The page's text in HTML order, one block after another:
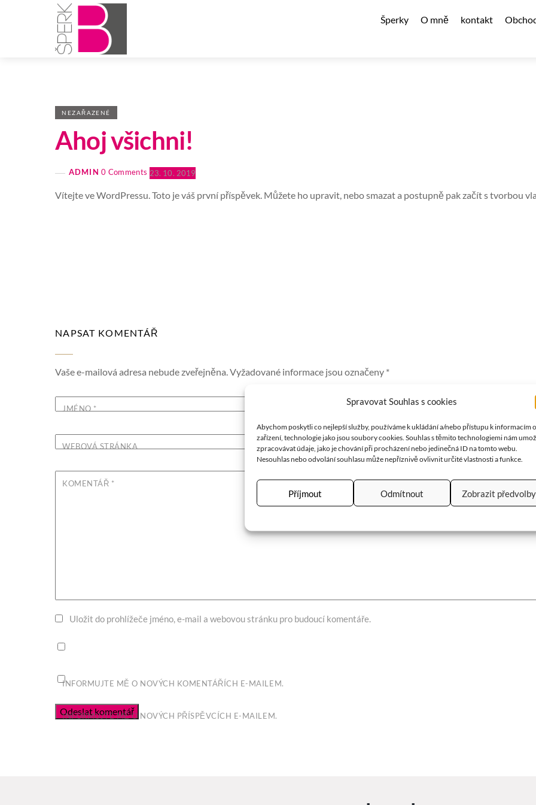
Spravovat Souhlas s cookies
Abychom poskytli co nejlepší služby, používáme k ukládání a/nebo přístupu k informacím o
zařízení, technologie jako jsou soubory cookies. Souhlas s těmito technologiemi nám
zpracovávat údaje, jako je chování při procházení nebo jedinečná ID na tomto webu.
Nesouhlas nebo odvolání souhlasu může nepříznivě ovlivnit určité vlastnosti a funkce.
Příjmout Odmítnout Zobrazit předvolby
Menu
Šperky O mně kontakt
NEZAŘAZENÉ
Ahoj všichni!
ADMIN 0 Comments 23. 10. 2019
Vítejte ve WordPressu. Toto je váš první příspěvek. Můžete ho upravit, nebo smazat a postupně pak začít s tvorbou
NAPSAT KOMENTÁŘ
Vaše e-mailová adresa nebude zveřejněna.Vyžadované informace jsou označeny *
JMÉNO *
WEBOVÁ STRÁNKA
KOMENTÁŘ *
Uložit do prohlížeče jméno, e-mail a webovou stránku pro budoucí komentáře.
INFORMUJTE MĚ O NOVÝCH KOMENTÁŘÍCH E-MAILEM.
INFORMUJTE MĚ O NOVÝCH PŘÍSPĚVCÍCH E-MAILEM.